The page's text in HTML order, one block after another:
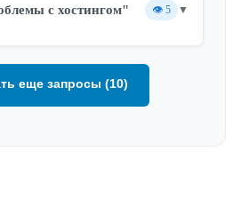
с хостингом" 👁️ 5 ▼
еще запросы (10)